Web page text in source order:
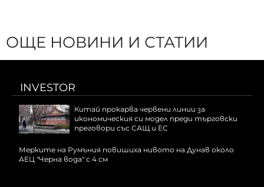
ОЩЕ НОВИНИ И СТАТИИ
INVESTOR
Китай прокарва червени линии за
икономическия си модел преди търговски
преговори със САЩ и ЕС
Мерките на Румъния повишиха нивото на Дунав около
АЕЦ "Черна вода" с 4 см